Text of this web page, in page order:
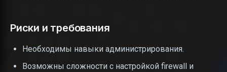
Риски и требования
Необходимы навыки администрирования.
Возможны сложности с настройкой firewall и